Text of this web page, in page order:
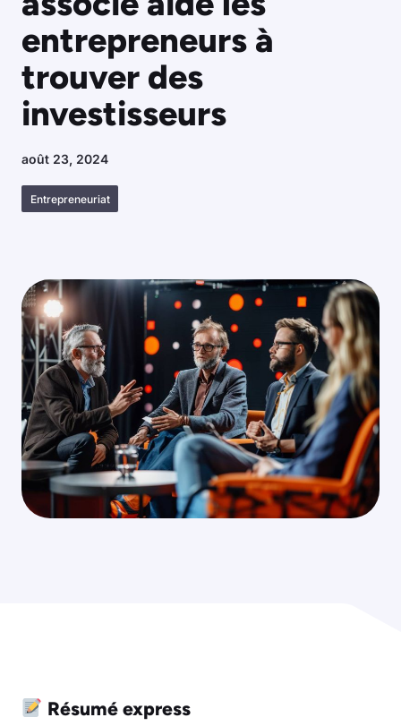
entrepreneurs à
trouver des
investisseurs
août 23, 2024
Entrepreneuriat
Résumé express